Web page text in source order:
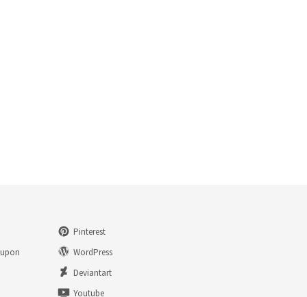
Pinterest
WordPress
Deviantart
Youtube